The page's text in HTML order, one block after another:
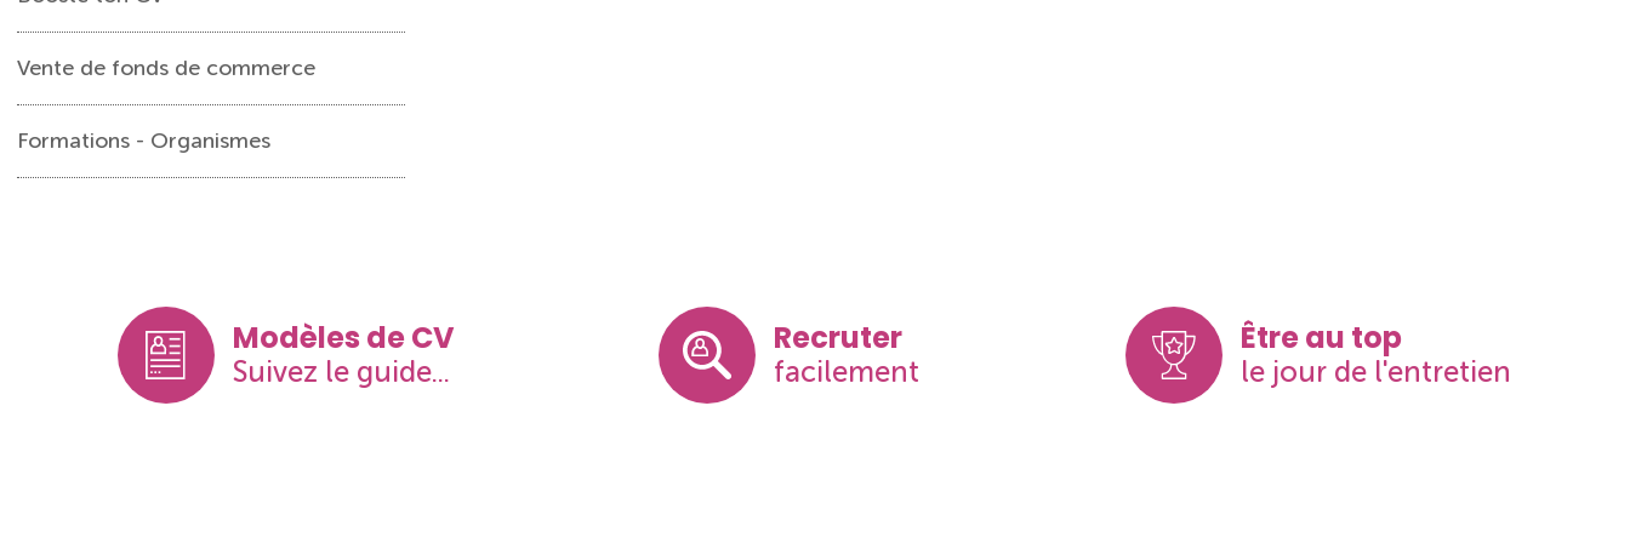
Vente de fonds de commerce
Formations - Organismes
Modèles de CV
Suivez le guide...
Recruter
facilement
Être au top
le jour de l'entretien